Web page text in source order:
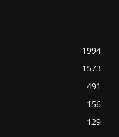
1994
1573
491
156
129